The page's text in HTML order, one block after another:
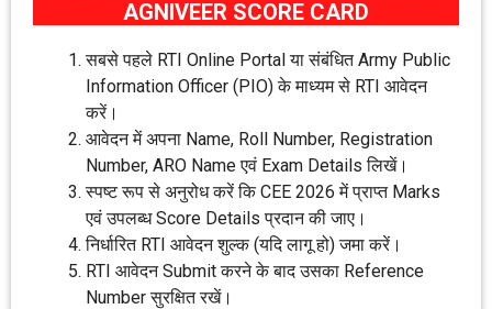
AGNIVEER SCORE CARD
सबसे पहले RTI Online Portal या संबंधित Army Public
Information Officer (PIO) के माध्यम से RTI आवेदन
करें।
आवेदन में अपना Name, Roll Number, Registration
Number, ARO Name एवं Exam Details लिखें।
स्पष्ट रूप से अनुरोध करें कि CEE 2026 में प्राप्त Marks
एवं उपलब्ध Score Details प्रदान की जाए।
निर्धारित RTI आवेदन शुल्क (यदि लागू हो) जमा करें।
RTI आवेदन Submit करने के बाद उसका Reference
Number सुरक्षित रखें।